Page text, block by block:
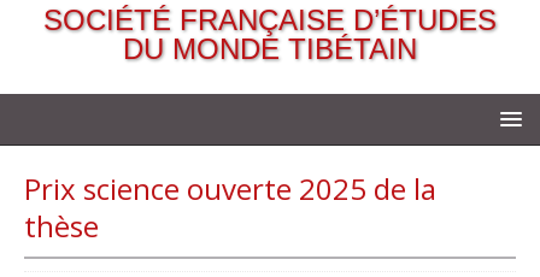
SOCIÉTÉ FRANÇAISE D’ÉTUDES
DU MONDE TIBÉTAIN
Prix science ouverte 2025 de la
thèse